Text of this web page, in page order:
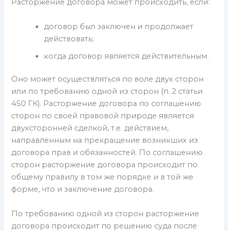
Расторжение договора может происходить, если:
договор был заключен и продолжает
действовать;
когда договор является действительным.
Оно может осуществляться по воле двух сторон
или по требованию одной из сторон (п. 2 статьи
450 ГК). Расторжение договора по соглашению
сторон по своей правовой природе является
двухсторонней сделкой, т.е. действием,
направленным на прекращение возникших из
договора прав и обязанностей. По соглашению
сторон расторжение договора происходит по
общему правилу в том же порядке и в той же
форме, что и заключение договора.
По требованию одной из сторон расторжение
договора происходит по решению суда после